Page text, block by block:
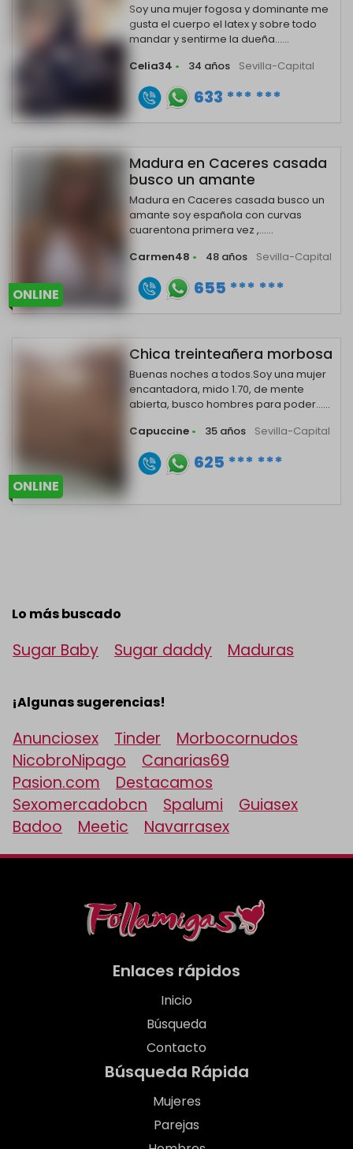
Soy una mujer fogosa y dominante me
gusta el cuerpo el latex y sobre todo
mandar y sentirme la dueña......
Celia34 • 34 años Sevilla-Capital
633 *** ***
ONLINE
Madura en Caceres casada
busco un amante
Madura en Caceres casada busco un
amante soy española con curvas
cuarentona primera vez ,......
Carmen48 • 48 años Sevilla-Capital
655 *** ***
ONLINE
Chica treinteañera morbosa
Buenas noches a todos.Soy una mujer
encantadora, mido 1.70, de mente
abierta, busco hombres para poder......
Capuccine • 35 años Sevilla-Capital
625 *** ***
Lo más buscado
Sugar Baby Sugar daddy Maduras
¡Algunas sugerencias!
Anunciosex Tinder
Morbocornudos
NicobroNipago
Canarias69
Pasion.com
Destacamos
Sexomercadobcn
Spalumi
Guiasex
Badoo
Meetic Navarrasex
Enlaces rápidos
Inicio
Búsqueda
Contacto
Búsqueda Rápida
Mujeres
Parejas